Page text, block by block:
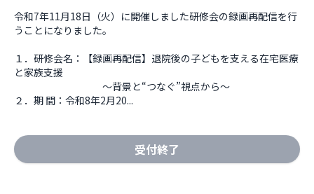
令和7年11月18日（火）に開催しました研修会の録画再配信を行
うことになりました。
１．研修会名：【録画再配信】退院後の子どもを支える在宅医療
と家族支援
～背景と“つなぐ”視点から～
２．期 間：令和8年2月20...
受付終了